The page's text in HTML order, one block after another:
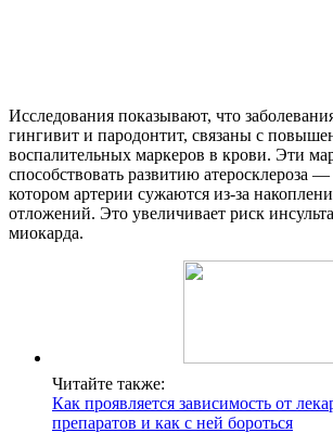
Исследования показывают, что
гингивит и пародонтит, связаны с
воспалительных маркеров в крови. Эти
способствовать развитию атеросклероза
котором артерии сужаются из-за
отложений. Это увеличивает риск
миокарда.
Читайте также:
Как проявляется зависимость от
препаратов и как с ней бороться